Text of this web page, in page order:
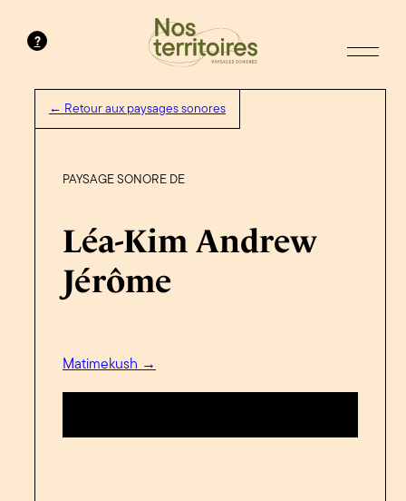
?
← Retour aux paysages sonores
PAYSAGE SONORE DE
Léa-Kim Andrew
Jérôme
Matimekush →